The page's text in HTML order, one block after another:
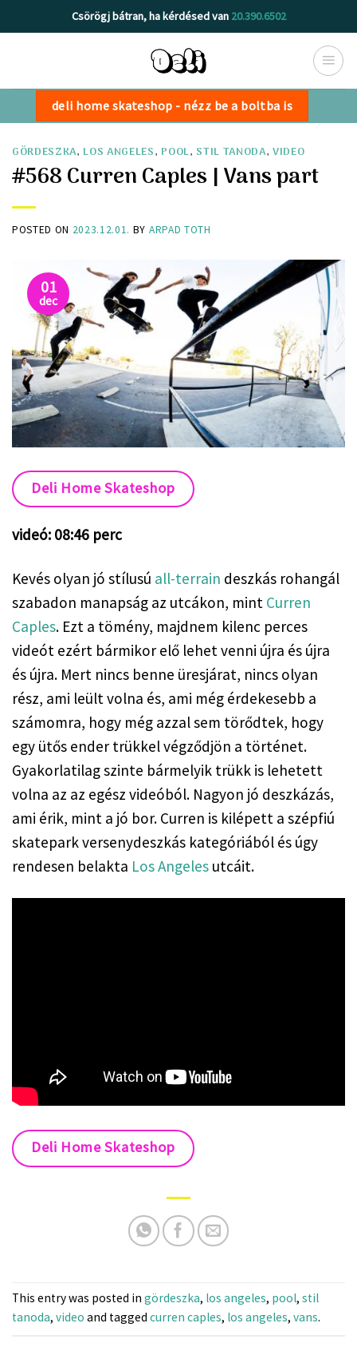
to
Csörögj bátran, ha kérdésed van 20.390.6502
deli home skateshop - nézz be a boltba is
GÖRDESZKA, LOS ANGELES, POOL, STIL TANODA,VIDEO
#568 Curren Caples | Vans part
POSTED ON 2023.12.01. BY ARPAD TOTH
01
dec
Deli Home Skateshop
videó: 08:46 perc
Kevés olyan jó stílusú all-terrain deszkás rohangál
szabadon manapság az utcákon, mint Curren
Caples. Ezt a tömény, majdnem kilenc perces
videót ezért bármikor elő lehet venni újra és újra
és újra. Mert nincs benne üresjárat, nincs olyan
rész, ami leült volna és, ami még érdekesebb a
számomra, hogy még azzal sem törődtek, hogy
egy ütős ender trükkel végződjön a történet.
Gyakorlatilag szinte bármelyik trükk is lehetett
volna az az egész videóból. Nagyon jó deszkázás,
ami érik, mint a jó bor. Curren is kilépett a szépfiú
skatepark versenydeszkás kategóriából és úgy
rendesen belakta Los Angeles utcáit.
Deli Home Skateshop
This entry was posted in gördeszka, los angeles, pool, stil
tanoda, video and tagged curren caples, los angeles, vans.